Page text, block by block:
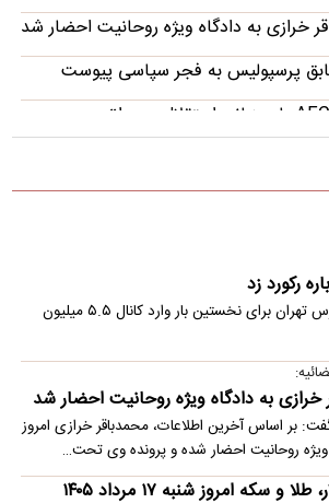
خرازی به دادگاه ویژه روحانیت احضار شد
پرسپولیس به فجر سپاسی پیوست
از کدام سیاره آمده؟!
و دلار
به موقع دیپلماسی، تهدید‌ها را به
شنبه ۱۷ مرداد ۱۴۰۵
رکورد زد
شاخص کل بورس تهران برای نخستین ‌بار وارد کانال ۵.۵ میلیون
خرازی به دادگاه ویژه روحانیت احضار شد
بر اساس آخرین اطلاعات، محمدباقر خرازی امروز
ویژه روحانیت احضار شده و پرونده وی تحت…
و سکه امروز شنبه ۱۷ مرداد ۱۴۰۵